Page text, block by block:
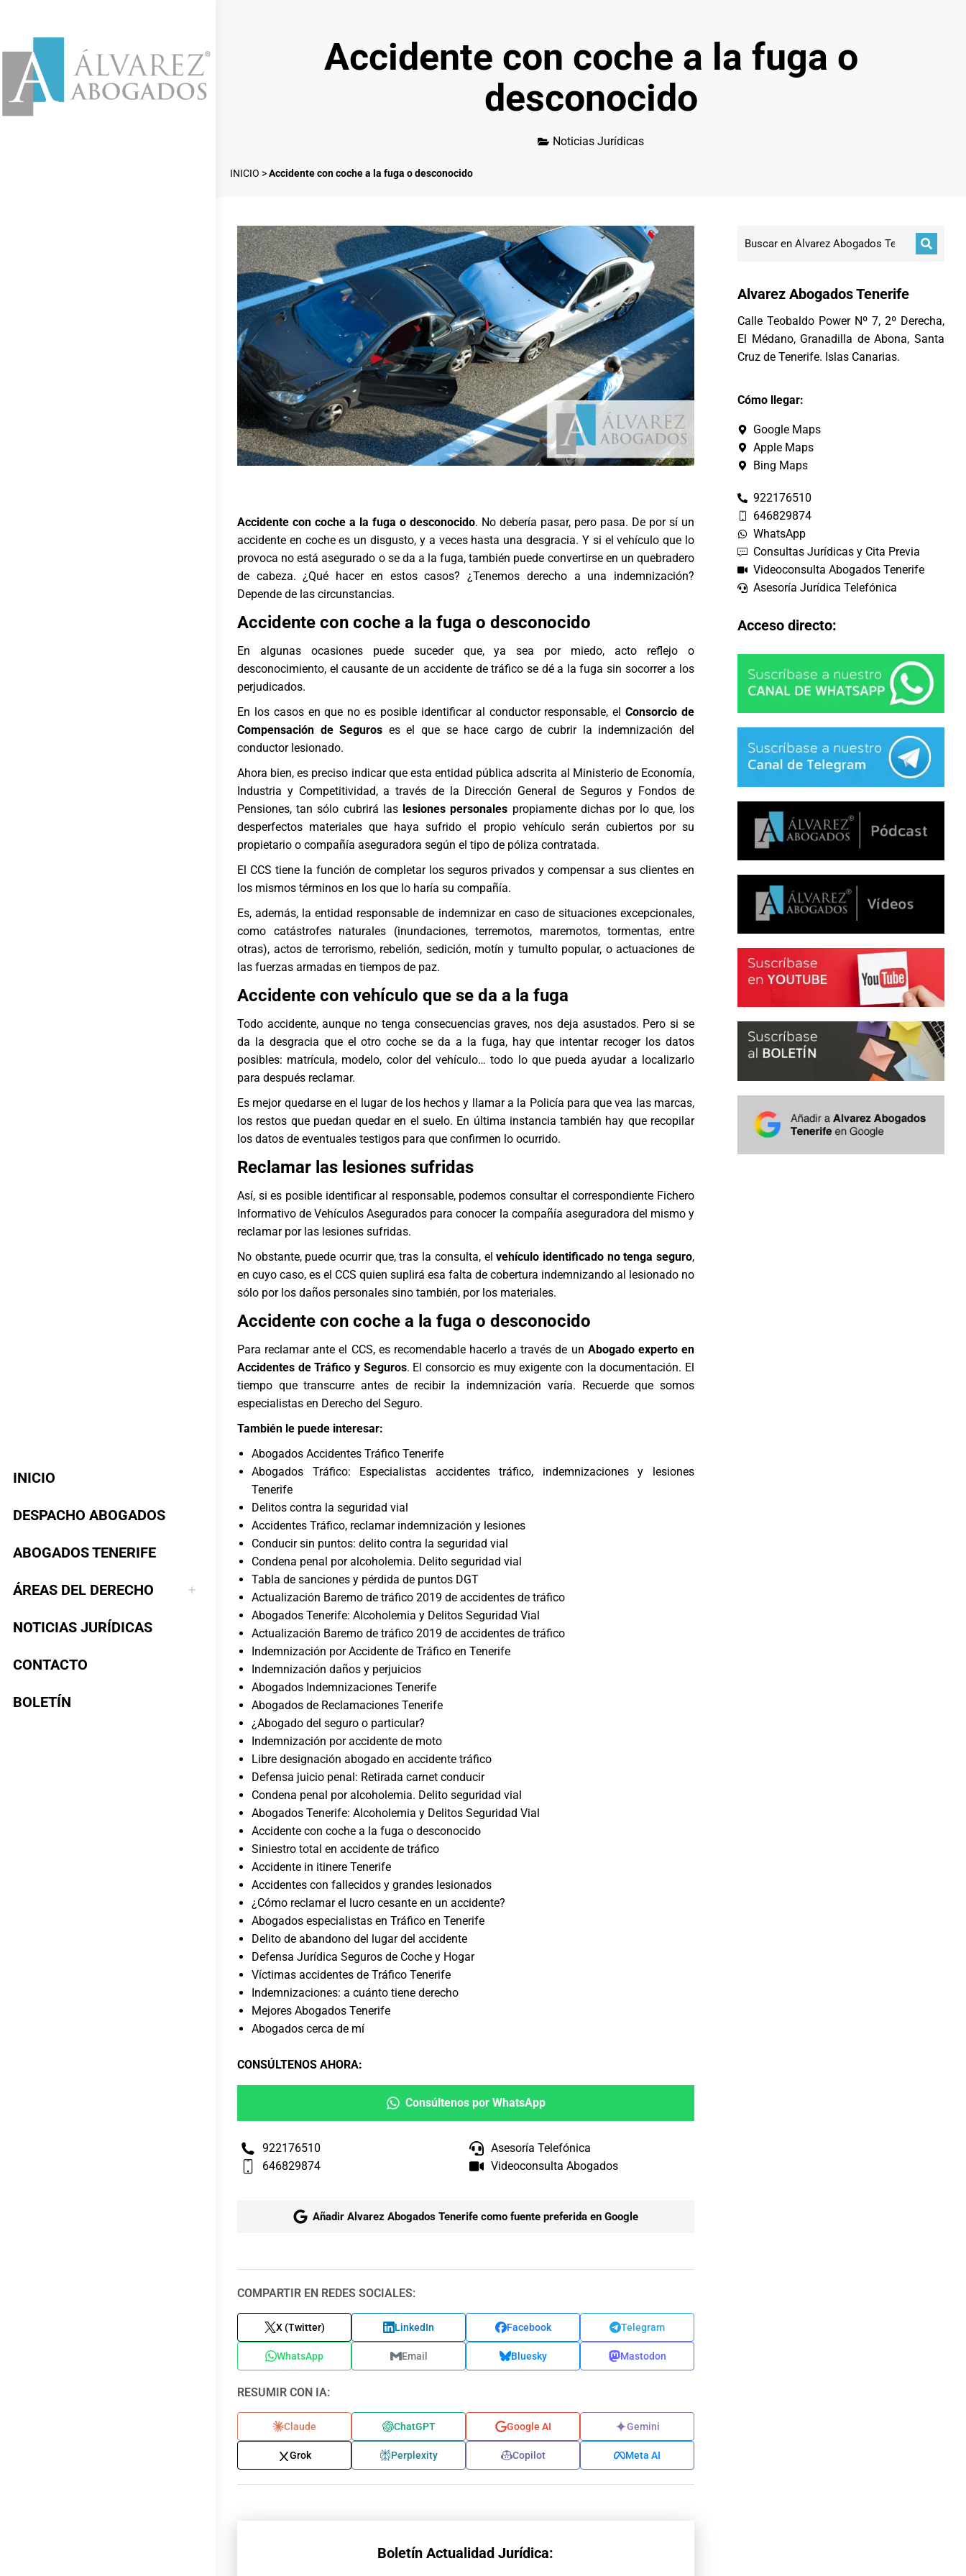
INICIO
DESPACHO ABOGADOS
ABOGADOS TENERIFE
ÁREAS DEL DERECHO
NOTICIAS JURÍDICAS
CONTACTO
BOLETÍN
Accidente con coche a la fuga o
desconocido
Noticias Jurídicas
INICIO >Accidente con coche a la fuga o desconocido
Accidente con coche a la fuga o desconocido. No debería pasar, pero pasa. De por sí un
accidente en coche es un disgusto, y a veces hasta una desgracia. Y si el vehículo que lo
provoca no está asegurado o se da a la fuga, también puede convertirse en un quebradero
de cabeza. ¿Qué hacer en estos casos? ¿Tenemos derecho a una indemnización?
Depende de las circunstancias.
Accidente con coche a la fuga o desconocido
En algunas ocasiones puede suceder que, ya sea por miedo, acto reflejo o
desconocimiento, el causante de un accidente de tráfico se dé a la fuga sin socorrer a los
perjudicados.
En los casos en que no es posible identificar al conductor responsable, elConsorcio de
Compensación de Seguros es el que se hace cargo de cubrir la indemnización del
conductor lesionado.
Ahora bien, es preciso indicar que esta entidad pública adscrita al Ministerio de Economía,
Industria y Competitividad, a través de la Dirección General de Seguros y Fondos de
Pensiones, tan sólo cubrirá las lesiones personales propiamente dichas por lo que, los
desperfectos materiales que haya sufrido el propio vehículo serán cubiertos por su
propietario o compañía aseguradora según el tipo de póliza contratada.
El CCS tiene la función de completar los seguros privados y compensar a sus clientes en
los mismos términos en los que lo haría su compañía.
Es, además, la entidad responsable de indemnizar en caso de situaciones excepcionales,
como catástrofes naturales (inundaciones, terremotos, maremotos, tormentas, entre
otras), actos de terrorismo, rebelión, sedición, motín y tumulto popular, o actuaciones de
las fuerzas armadas en tiempos de paz.
Accidente con vehículo que se da a la fuga
Todo accidente, aunque no tenga consecuencias graves, nos deja asustados. Pero si se
da la desgracia que el otro coche se da a la fuga, hay que intentar recoger los datos
posibles: matrícula, modelo, color del vehículo… todo lo que pueda ayudar a localizarlo
para después reclamar.
Es mejor quedarse en el lugar de los hechos y llamar a la Policía para que vea las marcas,
los restos que puedan quedar en el suelo. En última instancia también hay que recopilar
los datos de eventuales testigos para que confirmen lo ocurrido.
Reclamar las lesiones sufridas
Así, si es posible identificar al responsable, podemos consultar el correspondiente Fichero
Informativo de Vehículos Asegurados para conocer la compañía aseguradora del mismo y
reclamar por las lesiones sufridas.
No obstante, puede ocurrir que, tras la consulta, elvehículo identificado no tenga seguro,
en cuyo caso, es el CCS quien suplirá esa falta de cobertura indemnizando al lesionado no
sólo por los daños personales sino también, por los materiales.
Accidente con coche a la fuga o desconocido
Para reclamar ante el CCS, es recomendable hacerlo a través de un Abogado experto en
Accidentes de Tráfico y Seguros. El consorcio es muy exigente con la documentación. El
tiempo que transcurre antes de recibir la indemnización varía. Recuerde que somos
especialistas en Derecho del Seguro.
También le puede interesar:
Abogados Accidentes Tráfico Tenerife
Abogados Tráfico: Especialistas accidentes tráfico, indemnizaciones y lesiones
Tenerife
Delitos contra la seguridad vial
Accidentes Tráfico, reclamar indemnización y lesiones
Conducir sin puntos: delito contra la seguridad vial
Condena penal por alcoholemia. Delito seguridad vial
Tabla de sanciones y pérdida de puntos DGT
Actualización Baremo de tráfico 2019 de accidentes de tráfico
Abogados Tenerife: Alcoholemia y Delitos Seguridad Vial
Actualización Baremo de tráfico 2019 de accidentes de tráfico
Indemnización por Accidente de Tráfico en Tenerife
Indemnización daños y perjuicios
Abogados Indemnizaciones Tenerife
Abogados de Reclamaciones Tenerife
¿Abogado del seguro o particular?
Indemnización por accidente de moto
Libre designación abogado en accidente tráfico
Defensa juicio penal: Retirada carnet conducir
Condena penal por alcoholemia. Delito seguridad vial
Abogados Tenerife: Alcoholemia y Delitos Seguridad Vial
Accidente con coche a la fuga o desconocido
Siniestro total en accidente de tráfico
Accidente in itinere Tenerife
Accidentes con fallecidos y grandes lesionados
¿Cómo reclamar el lucro cesante en un accidente?
Abogados especialistas en Tráfico en Tenerife
Delito de abandono del lugar del accidente
Defensa Jurídica Seguros de Coche y Hogar
Víctimas accidentes de Tráfico Tenerife
Indemnizaciones: a cuánto tiene derecho
Mejores Abogados Tenerife
Abogados cerca de mí
CONSÚLTENOS AHORA:
Consúltenos por WhatsApp
922176510
646829874
Asesoría Telefónica
Videoconsulta Abogados
Añadir Alvarez Abogados Tenerife como fuente preferida en Google
COMPARTIR EN REDES SOCIALES:
X (Twitter) LinkedIn Facebook Telegram
WhatsApp Email Bluesky Mastodon
RESUMIR CON IA:
Claude ChatGPT Google AI Gemini
Grok Perplexity Copilot Meta AI
Boletín Actualidad Jurídica:
Alvarez Abogados Tenerife
Calle Teobaldo Power Nº 7, 2º Derecha,
El Médano, Granadilla de Abona, Santa
Cruz de Tenerife. Islas Canarias.
Cómo llegar:
Google Maps
Apple Maps
Bing Maps
922176510
646829874
WhatsApp
Consultas Jurídicas y Cita Previa
Videoconsulta Abogados Tenerife
Asesoría Jurídica Telefónica
Acceso directo: